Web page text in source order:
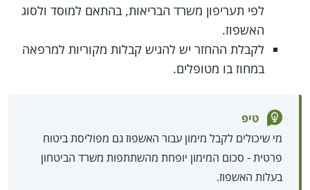
לפי תעריפון משרד הבריאות, בהתאם למוסד ולסוג
האשפוז.
לקבלת ההחזר יש להגיש קבלות מקוריות למרפאה
במחוז בו מטופלים.
טיפ
מי שיכולים לקבל מימון עבור האשפוז גם מפוליסת ביטוח
פרטית - סכום המימון יופחת מהשתתפות משרד הביטחון
בעלות האשפוז.